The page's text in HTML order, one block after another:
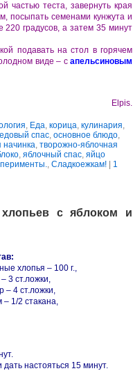
частью теста, завернуть края
посыпать семенами кунжута и
220 градусов, а затем 35 минут
подавать на стол в горячем
виде – с апельсиновым
Elpis.
, Еда, корица, кулинария,
спас, основное блюдо,
начинка, творожно-яблочная
, яблочный спас, яйцо
, Сладкоежкам!|
1
с яблоком и
хлопья – 100 г.,
3 ст.ложки,
– 4 ст.ложки,
– 1/2 стакана,
настояться 15 минут.